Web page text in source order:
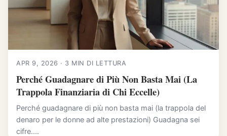
APR 9, 2026 · 3 MIN DI LETTURA
Perché Guadagnare di Più Non Basta Mai (La
Trappola Finanziaria di Chi Eccelle)
Perché guadagnare di più non basta mai (la trappola del
denaro per le donne ad alte prestazioni) Guadagna sei
cifre....